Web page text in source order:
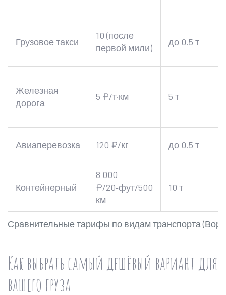
Сравнительные тарифы по видам транспорта
Грузовое такси
10 (после
первой мили)
до 0.5 т
Железная
дорога
5 ₽/т·км 5 т
Авиаперевозка 120 ₽/кг до 0.5 т
Контейнерный
8 000
₽/20‑фут/500
км
10 т
Как выбрать самый дешёвый вариант для
вашего груза